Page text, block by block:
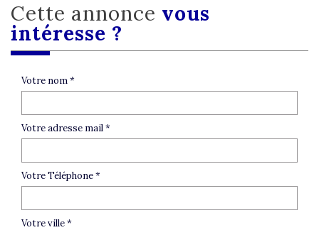
cette annonce vous
intéresse ?
Votre nom *
Votre adresse mail *
Votre Téléphone *
Votre ville *